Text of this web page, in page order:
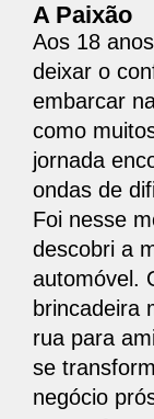
A Paixão
Aos 18
deixar o
embarcar
como
jornada
ondas de
Foi nesse
descobri a
automóvel.
brincadeira
rua para
se
negócio